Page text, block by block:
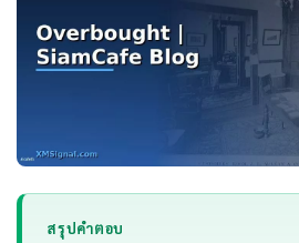
สรุปคำตอบ